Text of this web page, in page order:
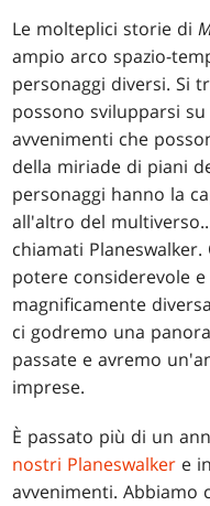
Le molteplici storie di
ampio arco spazio-
personaggi diversi. Si
possono svilupparsi
avvenimenti che
della miriade di piani
personaggi hanno la
all'altro del
chiamati
potere considerevole
magnificamente
ci godremo una
passate e avremo
imprese.
È passato più di un
nostri Planeswalker e
avvenimenti.